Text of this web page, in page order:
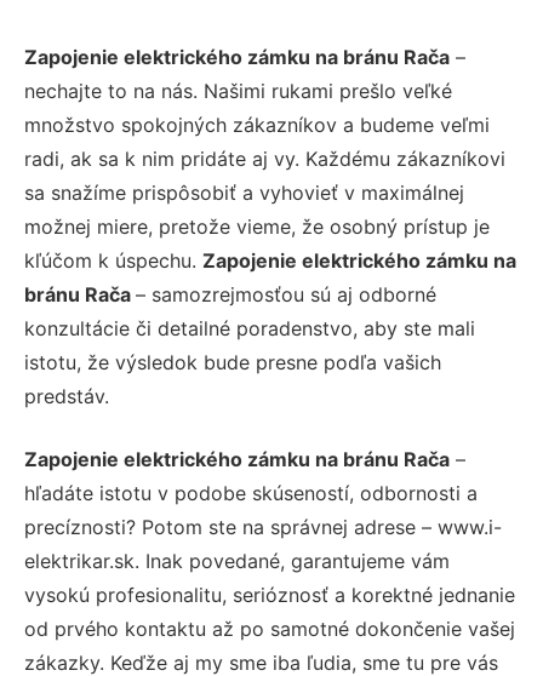
Zapojenie elektrického zámku na bránu Rača –
nechajte to na nás. Našimi rukami prešlo veľké
množstvo spokojných zákazníkov a budeme veľmi
radi, ak sa k nim pridáte aj vy. Každému zákazníkovi
sa snažíme prispôsobiť a vyhovieť v maximálnej
možnej miere, pretože vieme, že osobný prístup je
kľúčom k úspechu. Zapojenie elektrického zámku na
bránu Rača – samozrejmosťou sú aj odborné
konzultácie či detailné poradenstvo, aby ste mali
istotu, že výsledok bude presne podľa vašich
predstáv.
Zapojenie elektrického zámku na bránu Rača –
hľadáte istotu v podobe skúseností, odbornosti a
precíznosti? Potom ste na správnej adrese – www.i-
elektrikar.sk. Inak povedané, garantujeme vám
vysokú profesionalitu, serióznosť a korektné jednanie
od prvého kontaktu až po samotné dokončenie vašej
zákazky. Keďže aj my sme iba ľudia, sme tu pre vás